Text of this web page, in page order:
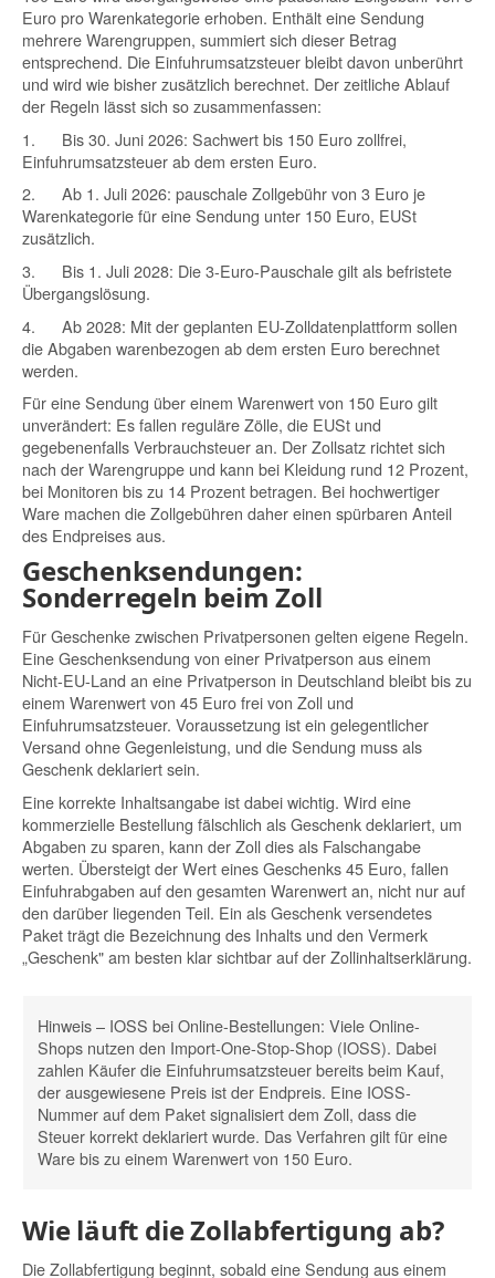
Euro pro Warenkategorie erhoben. Enthält eine Sendung
mehrere Warengruppen, summiert sich dieser Betrag
entsprechend. Die Einfuhrumsatzsteuer bleibt davon unberührt
und wird wie bisher zusätzlich berechnet. Der zeitliche Ablauf
der Regeln lässt sich so zusammenfassen:
1.
Bis 30. Juni 2026: Sachwert bis 150 Euro zollfrei,
Einfuhrumsatzsteuer ab dem ersten Euro.
2.
Ab 1. Juli 2026: pauschale Zollgebühr von 3 Euro je
Warenkategorie für eine Sendung unter 150 Euro, EUSt
zusätzlich.
3.
Bis 1. Juli 2028: Die 3-Euro-Pauschale gilt als befristete
Übergangslösung.
4.
Ab 2028: Mit der geplanten EU-Zolldatenplattform sollen
die Abgaben warenbezogen ab dem ersten Euro berechnet
werden.
Für eine Sendung über einem Warenwert von 150 Euro gilt
unverändert: Es fallen reguläre Zölle, die EUSt und
gegebenenfalls Verbrauchsteuer an. Der Zollsatz richtet sich
nach der Warengruppe und kann bei Kleidung rund 12 Prozent,
bei Monitoren bis zu 14 Prozent betragen. Bei hochwertiger
Ware machen die Zollgebühren daher einen spürbaren Anteil
des Endpreises aus.
Geschenksendungen:
Sonderregeln beim Zoll
Für Geschenke zwischen Privatpersonen gelten eigene Regeln.
Eine Geschenksendung von einer Privatperson aus einem
Nicht-EU-Land an eine Privatperson in Deutschland bleibt bis zu
einem Warenwert von 45 Euro frei von Zoll und
Einfuhrumsatzsteuer. Voraussetzung ist ein gelegentlicher
Versand ohne Gegenleistung, und die Sendung muss als
Geschenk deklariert sein.
Eine korrekte Inhaltsangabe ist dabei wichtig. Wird eine
kommerzielle Bestellung fälschlich als Geschenk deklariert, um
Abgaben zu sparen, kann der Zoll dies als Falschangabe
werten. Übersteigt der Wert eines Geschenks 45 Euro, fallen
Einfuhrabgaben auf den gesamten Warenwert an, nicht nur auf
den darüber liegenden Teil. Ein als Geschenk versendetes
Paket trägt die Bezeichnung des Inhalts und den Vermerk
„Geschenk" am besten klar sichtbar auf der Zollinhaltserklärung.
Hinweis – IOSS bei Online-Bestellungen: Viele Online-
Shops nutzen den Import-One-Stop-Shop (IOSS). Dabei
zahlen Käufer die Einfuhrumsatzsteuer bereits beim Kauf,
der ausgewiesene Preis ist der Endpreis. Eine IOSS-
Nummer auf dem Paket signalisiert dem Zoll, dass die
Steuer korrekt deklariert wurde. Das Verfahren gilt für eine
Ware bis zu einem Warenwert von 150 Euro.
Wie läuft die Zollabfertigung ab?
Die Zollabfertigung beginnt, sobald eine Sendung aus einem